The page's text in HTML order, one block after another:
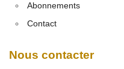
Abonnements
Contact
Nous contacter